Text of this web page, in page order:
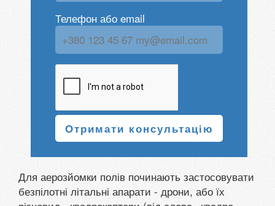
Телефон або email
Отримати консультацію
Для аерозйомки полів починають застосовувати
безпілотні літальні апарати - дрони, або їх